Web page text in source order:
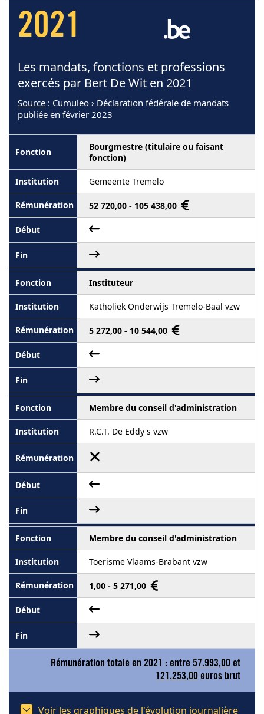
2021
Les mandats, fonctions et professions
exercés par Bert De Wit en 2021
Source : Cumuleo › Déclaration fédérale de mandats
publiée en février 2023
Bourgmestre (titulaire ou faisant
fonction)
Gemeente Tremelo
52 720,00 - 105 438,00
Instituteur
Katholiek Onderwijs Tremelo-Baal vzw
5 272,00 - 10 544,00
Membre du conseil d'administration
R.C.T. De Eddy's vzw
Membre du conseil d'administration
Toerisme Vlaams-Brabant vzw
1,00 - 5 271,00
Rémunération totale en 2021 : entre 57.993,00 et
121.253,00 euros brut
Voir les graphiques de l'évolution journalière